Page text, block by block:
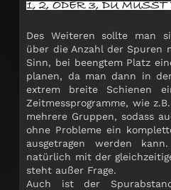
Des Weiteren sollte man
über die Anzahl der Spuren
Sinn, bei beengtem Platz
planen, da man dann in
extrem breite Schienen
Zeitmessprogramme, wie
mehrere Gruppen, sodass
ohne Probleme ein
ausgetragen werden
natürlich mit der
steht außer Frage.
Auch ist der